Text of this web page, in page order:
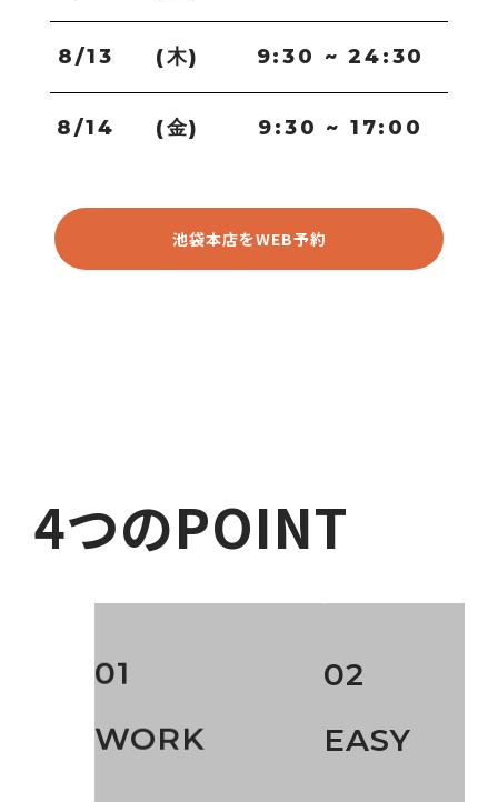
8/13 (木) 9:30 ~ 24:30
8/14 (金) 9:30 ~ 17:00
池袋本店をWEB予約
4つのPOINT
01
WORK
02
EASY